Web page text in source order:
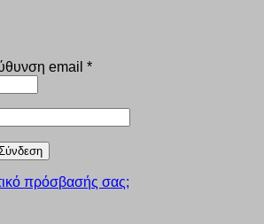
email *Απαιτείται
πρόσβασής σας;